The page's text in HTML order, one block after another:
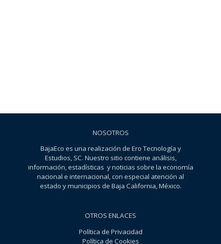
NOSOTROS
BajaEco es una realización de Ero Tecnología y
Estudios, SC. Nuestro sitio contiene análisis,
información, estadísticas y noticias sobre la economía
nacional e internacional, con especial atención al
estado y municipios de Baja California, México.
OTROS ENLACES
Política de Privacidad
Política de Cookies